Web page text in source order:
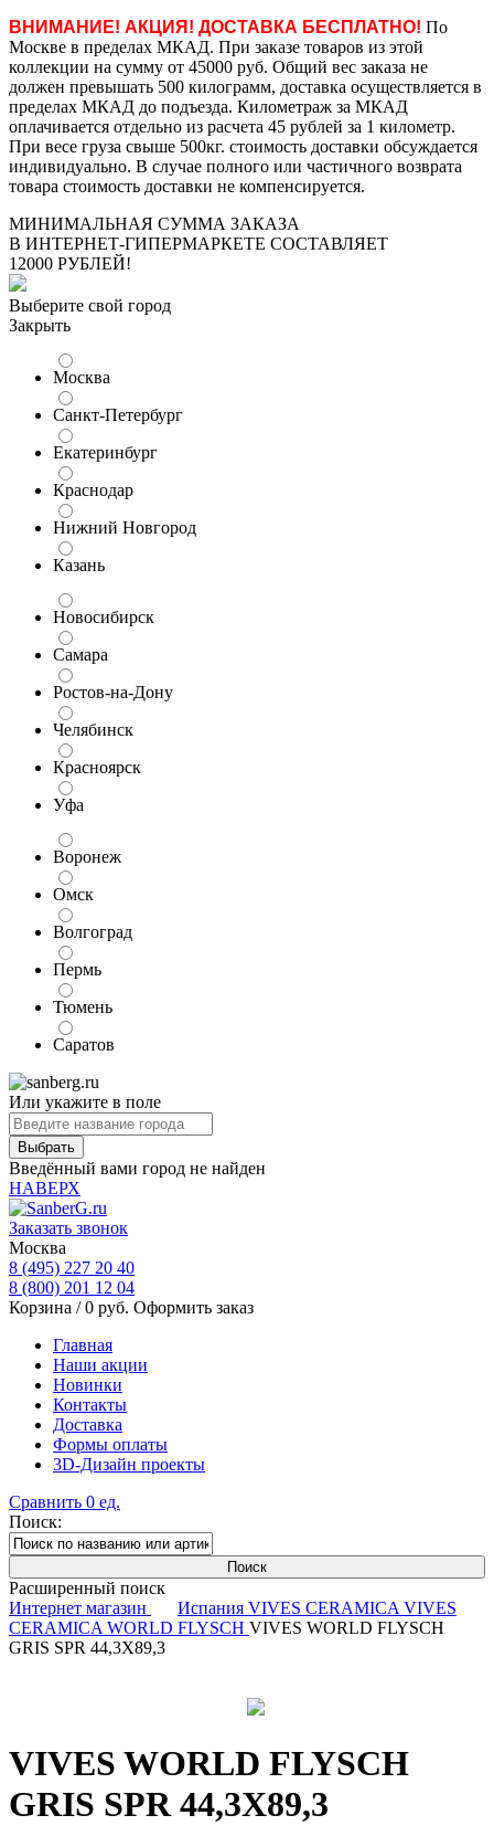
ВНИМАНИЕ! АКЦИЯ! ДОСТАВКА БЕСПЛАТНО! По
Москве в пределах МКАД. При заказе товаров из этой
коллекции на сумму от 45000 руб. Общий вес заказа не
должен превышать 500 килограмм, доставка осуществляется в
пределах МКАД до подъезда. Километраж за МКАД
оплачивается отдельно из расчета 45 рублей за 1 километр.
При весе груза свыше 500кг. стоимость доставки обсуждается
индивидуально. В случае полного или частичного возврата
товара стоимость доставки не компенсируется.
МИНИМАЛЬНАЯ СУММА ЗАКАЗА
В ИНТЕРНЕТ-ГИПЕРМАРКЕТЕ СОСТАВЛЯЕТ
12000 РУБЛЕЙ!
Выберите свой город
Закрыть
Москва
Санкт-Петербург
Екатеринбург
Краснодар
Нижний Новгород
Казань
Новосибирск
Самара
Ростов-на-Дону
Челябинск
Красноярск
Уфа
Воронеж
Омск
Волгоград
Пермь
Тюмень
Саратов
Или укажите в поле
Введённый вами город не найден
НАВЕРХ
Заказать звонок
Москва
8 (495) 227 20 40
8 (800) 201 12 04
Корзина /0 руб. Оформить заказ
Главная
Наши акции
Новинки
Контакты
Доставка
Формы оплаты
3D-Дизайн проекты
Сравнить 0 ед.
Поиск:
Расширенный поиск
Интернет магазин
Испания VIVES CERAMICA VIVES
CERAMICA WORLD FLYSCH VIVES WORLD FLYSCH
GRIS SPR 44,3X89,3
VIVES WORLD FLYSCH
GRIS SPR 44,3X89,3